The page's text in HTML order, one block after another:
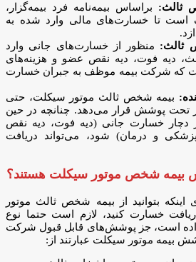
ثالث: براساس بیمه‌نامه فرد بیمه‌گزار،
تا خسارت‌های مالی وارد شده به
ثالث: منظور از خسارت‌های جانی وارد
دیه فوت، دیه نقص عضو و هزینه‌های
که شرکت بیمه موظف به جبران خسارت
بیمه شخص ثالث موتور سیکلت، حتی
تحت پوشش قرار می‌دهد. چنانچه در حین
دچار خسارت جانی (دیه فوت، دیه نقص
و درمان) شود، می‌تواند دریافت
بیمه شخص موتور سیکلت هستند؟
اینکه بتوانید از بیمه شخص ثالث موتور
خسارت کنید، لازم است حتما نوع
است، جز پوشش‌های قابل قبول شرکت
بیمه موتور سیکلت عبارتند از: